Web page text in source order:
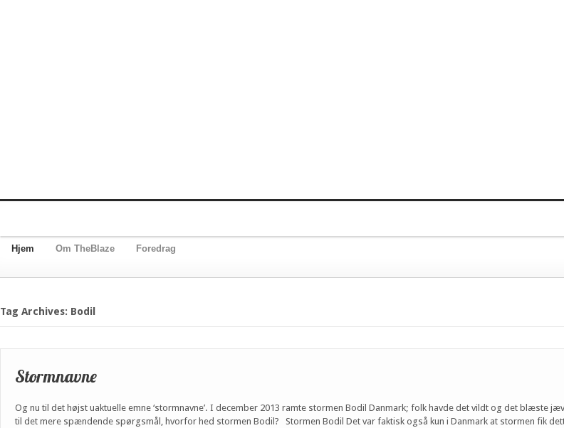
Hjem Om TheBlaze Foredrag
Tag Archives: Bodil
Stormnavne
Og nu til det højst uaktuelle emne ‘stormnavne’. I december 2013 ramte stormen Bodil Danmark; folk havde det vildt og det blæste
til det mere spændende spørgsmål, hvorfor hed stormen Bodil? Stormen Bodil Det var faktisk også kun i Danmark at stormen fik